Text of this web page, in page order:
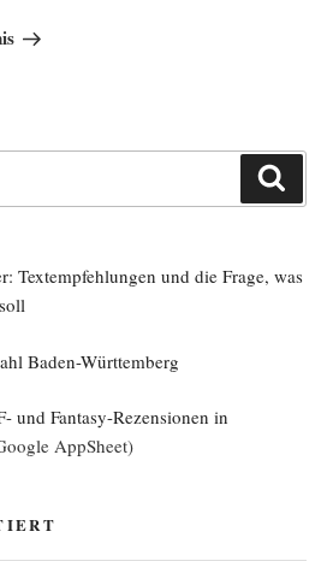
Textempfehlungen und die Frage, was
Baden-Württemberg
und Fantasy-Rezensionen in
AppSheet)